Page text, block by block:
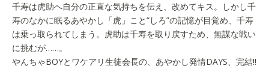
千寿は虎助へ自分の正直な気持ちを伝え、改めてキス。しかし千
寿のなかに眠るあやかし「虎」こと“しろ”の記憶が目覚め、千寿
は乗っ取られてしまう。虎助は千寿を取り戻すため、無謀な戦い
に挑むが……。
やんちゃBOYとワケアリ生徒会長の、あやかし発情DAYS、完結!!